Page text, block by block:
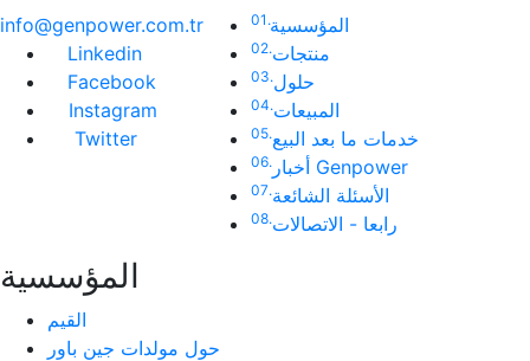
info@genpower.com.tr
Linkedin
Facebook
Instagram
Twitter
01.المؤسسية
02.منتجات
03.حلول
04.المبيعات
05.خدمات ما بعد البيع
06. أخبار Genpower
07.الأسئلة الشائعة
08.رابعا - الاتصالات
المؤسسية
القيم
حول مولدات جين باور